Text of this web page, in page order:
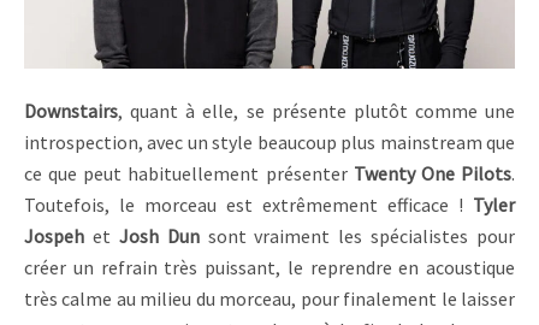
Downstairs, quant à elle, se présente plutôt comme une
introspection, avec un style beaucoup plus mainstream que
ce que peut habituellement présenter Twenty One Pilots.
Toutefois, le morceau est extrêmement efficace ! Tyler
Jospeh et Josh Dunsont vraiment les spécialistes pour
créer un refrain très puissant, le reprendre en acoustique
très calme au milieu du morceau, pour finalement le laisser